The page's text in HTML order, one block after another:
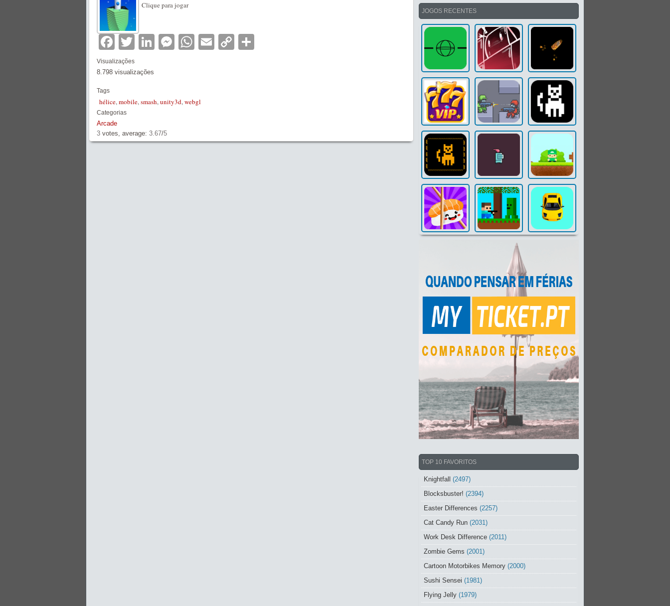
Clique para jogar
Facebook
TwitterLinkedIn
Messenger
WhatsApp
EmailCopy
Visualizações
8.798 visualizações
Tags
hélice,mobile,smash,unity3d,webgl
Categorias
Arcade
3 votes, average: 3.67/5
JOGOS RECENTES
TOP 10 FAVORITOS
Knightfall (2497)
Blocksbuster! (2394)
Easter Differences (2257)
Cat Candy Run (2031)
Work Desk Difference (2011)
Zombie Gems (2001)
Cartoon Motorbikes Memory (2000)
Sushi Sensei (1981)
Flying Jelly (1979)